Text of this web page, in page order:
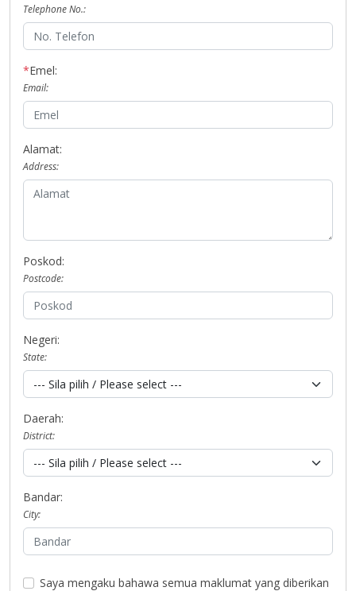
Telephone No.:
*Emel:
Email:
Alamat:
Address:
Poskod:
Postcode:
Negeri:
State:
Daerah:
District:
Bandar:
City:
Saya mengaku bahawa semua maklumat yang diberikan